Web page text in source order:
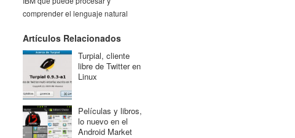
comprender el lenguaje natural
Artículos Relacionados
Turpial, cliente
libre de Twitter en
Linux
Películas y libros,
lo nuevo en el
Android Market